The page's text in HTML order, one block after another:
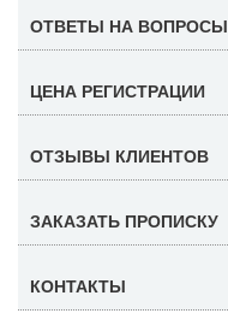
ОТВЕТЫ НА ВОПРОСЫ
ЦЕНА РЕГИСТРАЦИИ
ОТЗЫВЫ КЛИЕНТОВ
ЗАКАЗАТЬ ПРОПИСКУ
КОНТАКТЫ